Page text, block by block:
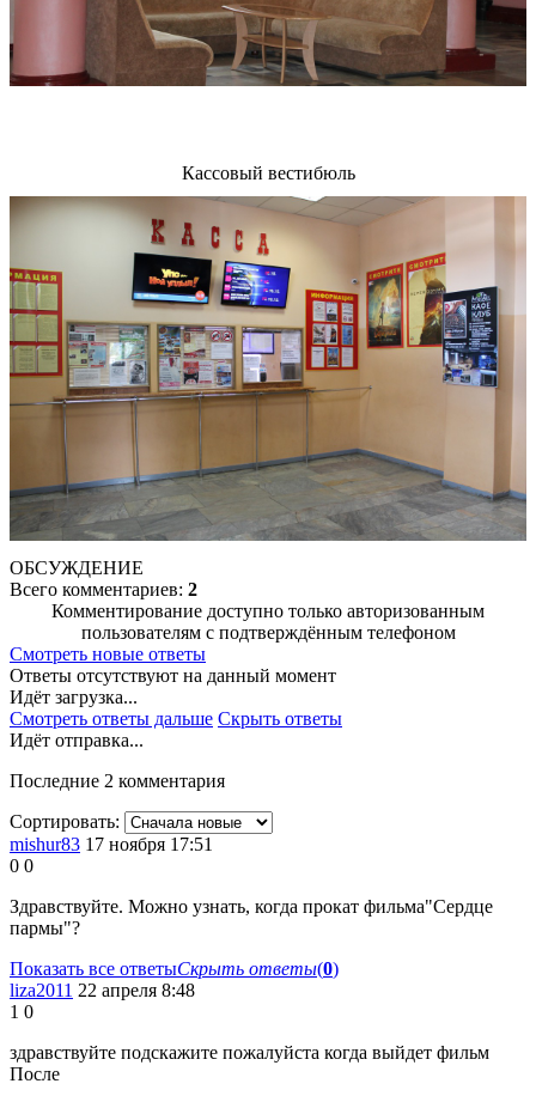
Кассовый вестибюль
ОБСУЖДЕНИЕ
Всего комментариев: 2
Комментирование доступно только авторизованным
пользователям с подтверждённым телефоном
Смотреть новые ответы
Ответы отсутствуют на данный момент
Идёт загрузка...
Смотреть ответы дальше Скрыть ответы
Идёт отправка...
Последние 2 комментария
Сортировать:
mishur83 17 ноября 17:51
0 0
Здравствуйте. Можно узнать, когда прокат фильма"Сердце
пармы"?
Показать все ответыСкрыть ответы(0)
liza2011 22 апреля 8:48
1 0
здравствуйте подскажите пожалуйста когда выйдет фильм
После